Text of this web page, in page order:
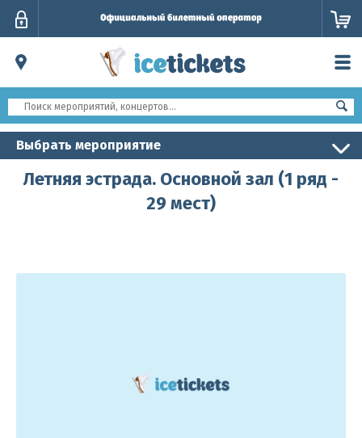
Выбрать мероприятие
Летняя эстрада. Основной зал (1 ряд -
29 мест)